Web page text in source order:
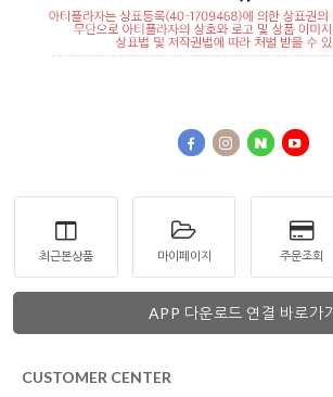
최근본상품 마이페이지 주문조회
APP 다운로드 연결 바로가기
CUSTOMER CENTER